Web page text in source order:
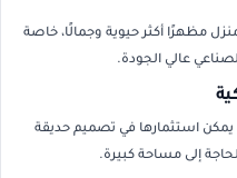
مظهرًا أكثر حيوية وجمالًا، خاصة
عالي الجودة.
يمكن استثمارها في تصميم حديقة
إلى مساحة كبيرة.